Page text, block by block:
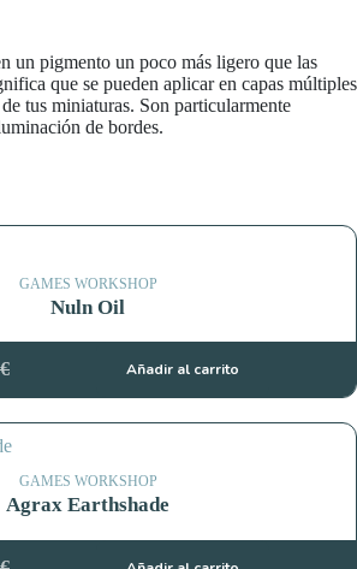
un pigmento un poco más ligero que las
que se pueden aplicar en capas múltiples
tus miniaturas. Son particularmente
de bordes.
GAMES WORKSHOP
Nuln Oil
€ Añadir al carrito
GAMES WORKSHOP
Agrax Earthshade